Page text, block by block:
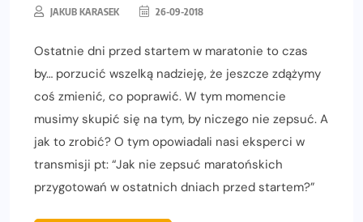
JAKUB KARASEK 26-09-2018
Ostatnie dni przed startem w maratonie to czas
by… porzucić wszelką nadzieję, że jeszcze zdążymy
coś zmienić, co poprawić. W tym momencie
musimy skupić się na tym, by niczego nie zepsuć. A
jak to zrobić? O tym opowiadali nasi eksperci w
transmisji pt: “Jak nie zepsuć maratońskich
przygotowań w ostatnich dniach przed startem?”